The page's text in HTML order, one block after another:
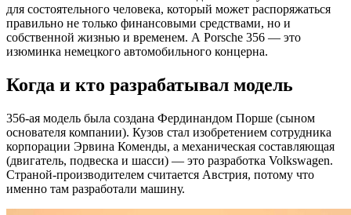
для состоятельного человека, который может распоряжаться
правильно не только финансовыми средствами, но и
собственной жизнью и временем. А Porsche 356 — это
изюминка немецкого автомобильного концерна.
Когда и кто разрабатывал модель
356-ая модель была создана Фердинандом Порше (сыном
основателя компании). Кузов стал изобретением сотрудника
корпорации Эрвина Коменды, а механическая составляющая
(двигатель, подвеска и шасси) — это разработка Volkswagen.
Страной-производителем считается Австрия, потому что
именно там разработали машину.